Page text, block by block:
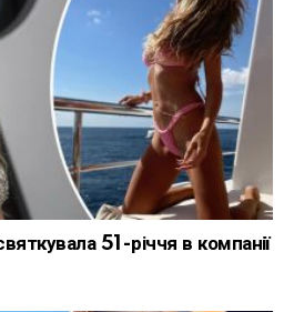
51-річчя в компанії